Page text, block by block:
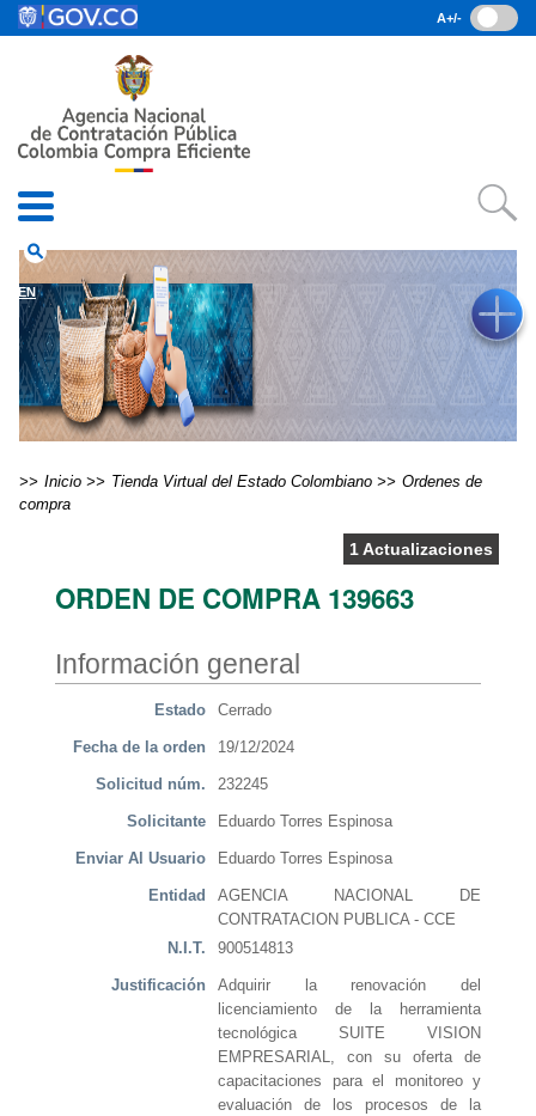
Pasar al contenido principal
• Consulta RUES
• Preguntas Frecuentes
search
EN
A+/-
Inicio Tienda Virtual del Estado Colombiano
Ordenes de
compra
1 Actualizaciones
ORDEN DE COMPRA 139663
Información general
Estado Cerrado
Fecha de la orden 19/12/2024
Solicitud núm. 232245
Solicitante Eduardo Torres Espinosa
Enviar Al Usuario Eduardo Torres Espinosa
Entidad
AGENCIA NACIONAL DE
CONTRATACION PUBLICA - CCE
N.I.T.
900514813
Justificación
Adquirir la renovación del
licenciamiento de la herramienta
tecnológica SUITE VISION
EMPRESARIAL, con su oferta de
capacitaciones para el monitoreo y
evaluación de los procesos de la